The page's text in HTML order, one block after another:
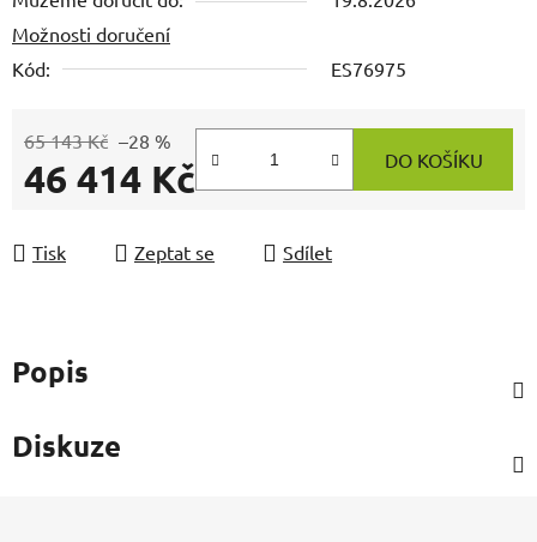
Možnosti doručení
Kód:
ES76975
65 143 Kč –28 %
46 414 Kč DO KOŠÍKU
Tisk Zeptat se Sdílet
Popis
Diskuze